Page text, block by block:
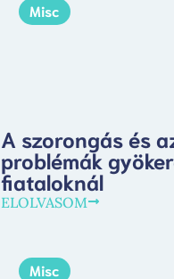
Misc
A szorongás és
problémák
fiataloknál
ELOLVASOM
Misc